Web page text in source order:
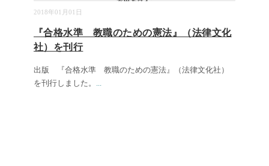
2018年01月01日
『合格水準 教職のための憲法』（法律文化
社）を刊行
出版 『合格水準 教職のための憲法』（法律文化社）
を刊行しました。 ...